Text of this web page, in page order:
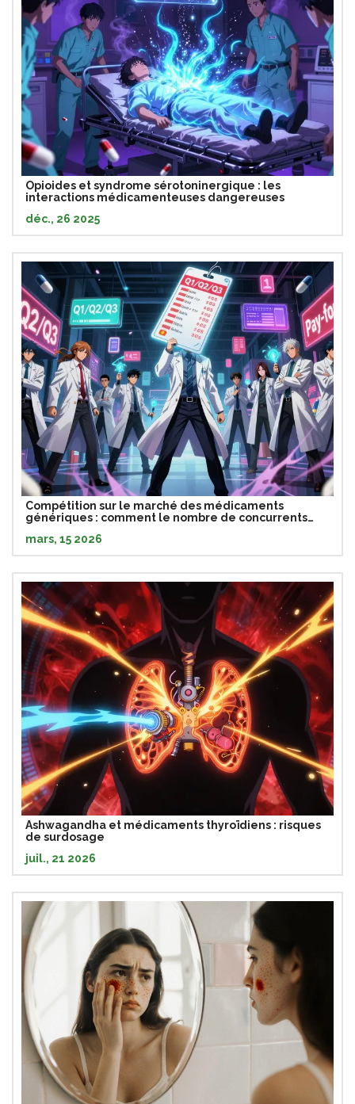
Opioides et syndrome sérotoninergique : les
interactions médicamenteuses dangereuses
déc., 26 2025
Compétition sur le marché des médicaments
génériques : comment le nombre de concurrents
mars, 15 2026
Ashwagandha et médicaments thyroïdiens : risques
de surdosage
juil., 21 2026